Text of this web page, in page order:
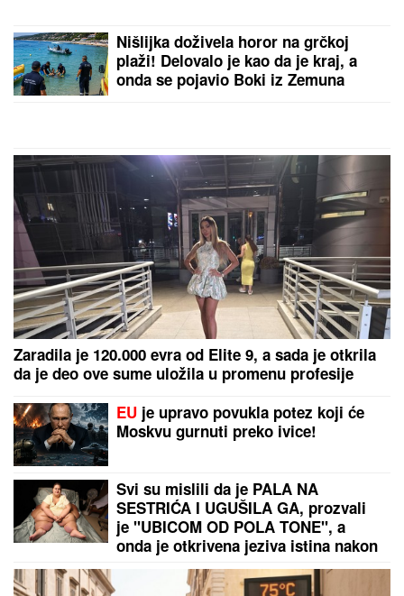
Nišlijka doživela horor na grčkoj
plaži! Delovalo je kao da je kraj, a
onda se pojavio Boki iz Zemuna
Zaradila je 120.000 evra od Elite 9, a sada je otkrila
da je deo ove sume uložila u promenu profesije
EU je upravo povukla potez koji će
Moskvu gurnuti preko ivice!
Svi su mislili da je PALA NA
SESTRIĆA I UGUŠILA GA, prozvali
je "UBICOM OD POLA TONE", a
onda je otkrivena jeziva istina nakon
koje je ona SMRŠALA 400
KILOGRAMA